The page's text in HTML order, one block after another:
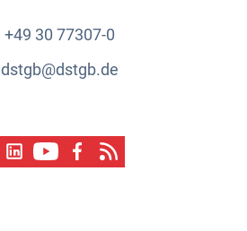
+49 30 77307-0
dstgb@dstgb.de